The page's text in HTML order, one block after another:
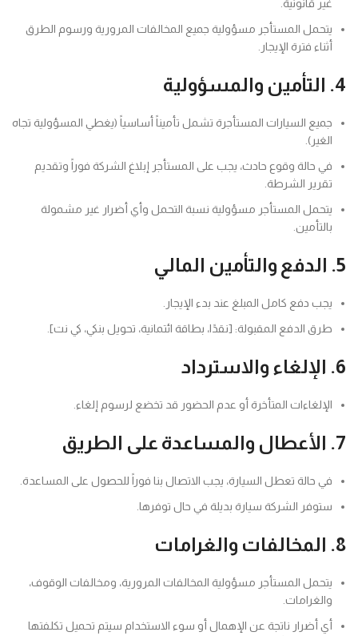
غير قانونية.
يتحمل المستأجر مسؤولية جميع المخالفات المرورية ورسوم الطرق
أثناء فترة الإيجار.
4. التأمين والمسؤولية
جميع السيارات المستأجرة تشمل تأميناً أساسياً (يغطي المسؤولية تجاه
الغير).
في حالة وقوع حادث، يجب على المستأجر إبلاغ الشركة فوراً وتقديم
تقرير الشرطة.
يتحمل المستأجر مسؤولية نسبة التحمل وأي أضرار غير مشمولة
بالتأمين.
5. الدفع والتأمين المالي
يجب دفع كامل المبلغ عند بدء الإيجار.
طرق الدفع المقبولة: [نقدًا، بطاقة ائتمانية، تحويل بنكي، كي نت].
6. الإلغاء والاسترداد
الإلغاءات المتأخرة أو عدم الحضور قد تخضع لرسوم إلغاء.
7. الأعطال والمساعدة على الطريق
في حالة تعطل السيارة، يجب الاتصال بنا فوراً للحصول على المساعدة.
ستوفر الشركة سيارة بديلة في حال توفرها.
8. المخالفات والغرامات
يتحمل المستأجر مسؤولية المخالفات المرورية، ومخالفات الوقوف،
والغرامات.
أي أضرار ناتجة عن الإهمال أو سوء الاستخدام سيتم تحميل تكلفتها